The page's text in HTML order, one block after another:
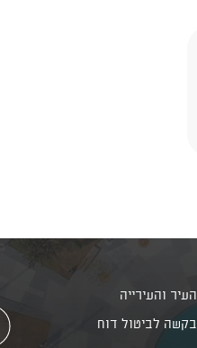
העיר והעירייה
בקשה לביטול דוח